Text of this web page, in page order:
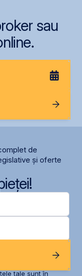
sau
de
și oferte
tale sunt în